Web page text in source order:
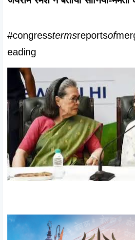
#congresstermsreportsof
eading